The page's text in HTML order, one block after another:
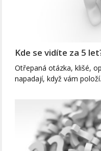
Kde se vidíte za 5
Otřepaná otázka, klišé,
napadají, když vám